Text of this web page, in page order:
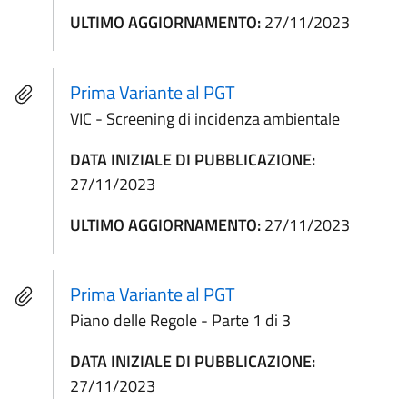
ULTIMO AGGIORNAMENTO:27/11/2023
Prima Variante al PGT
VIC - Screening di incidenza ambientale
DATA INIZIALE DI PUBBLICAZIONE:
27/11/2023
ULTIMO AGGIORNAMENTO:27/11/2023
Prima Variante al PGT
Piano delle Regole - Parte 1 di 3
DATA INIZIALE DI PUBBLICAZIONE:
27/11/2023